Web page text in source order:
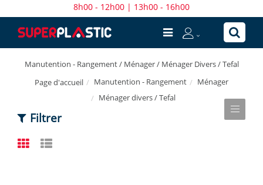
8h00 - 12h00 | 13h00 - 16h00
Manutention - Rangement / Ménager / Ménager Divers / Tefal
Page d'accueil
Manutention - Rangement
Ménager
Ménager divers / Tefal
Filtrer